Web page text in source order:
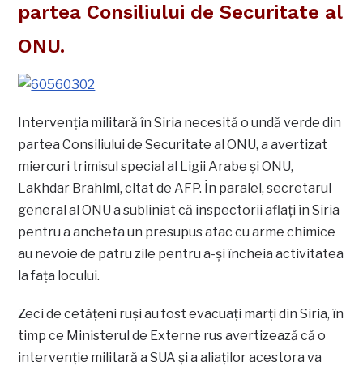
partea Consiliului de Securitate al
ONU.
Intervenţia militară în Siria necesită o undă verde din
partea Consiliului de Securitate al ONU, a avertizat
miercuri trimisul special al Ligii Arabe şi ONU,
Lakhdar Brahimi, citat de AFP. În paralel, secretarul
general al ONU a subliniat că inspectorii aflaţi în Siria
pentru a ancheta un presupus atac cu arme chimice
au nevoie de patru zile pentru a-şi încheia activitatea
la faţa locului.
Zeci de cetăţeni ruşi au fost evacuaţi marţi din Siria, în
timp ce Ministerul de Externe rus avertizează că o
intervenţie militară a SUA şi a aliaţilor acestora va